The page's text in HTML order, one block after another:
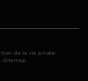
de la vie privée-
-Sitemap